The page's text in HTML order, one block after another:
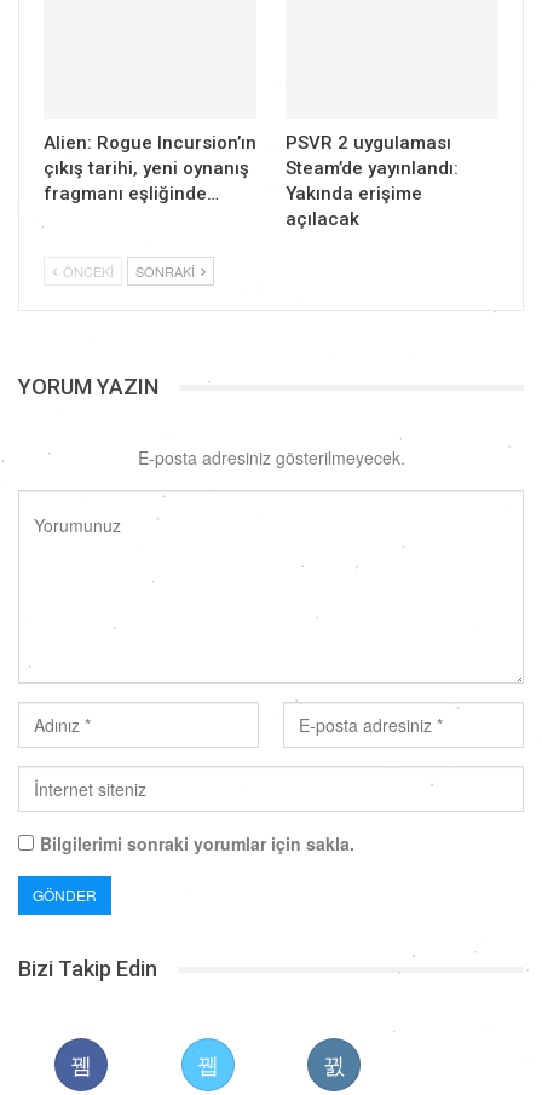
Alien: Rogue Incursion’ın
çıkış tarihi, yeni oynanış
fragmanı eşliğinde…
PSVR 2 uygulaması
Steam’de yayınlandı:
Yakında erişime
açılacak
ÖNCEKI SONRAKI
YORUM YAZIN
E-posta adresiniz gösterilmeyecek.
Bilgilerimi sonraki yorumlar için sakla.
Bizi Takip Edin